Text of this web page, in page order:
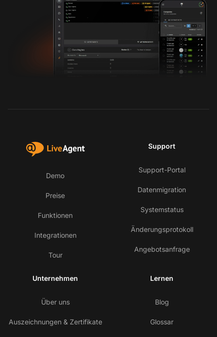
Demo
Preise
Funktionen
Integrationen
Tour
Support
Support-Portal
Datenmigration
Systemstatus
Änderungsprotokoll
Angebotsanfrage
Unternehmen
Über uns
Auszeichnungen & Zertifikate
Lernen
Blog
Glossar